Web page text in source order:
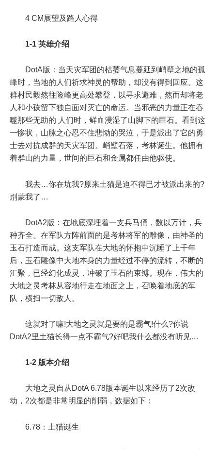
4 CM展望及路人心得
1-1 英雄介绍
DotA版：当天灾军团的枯萎气息蔓延到峭壁之地的孤
峰时，当地的人们祈求神灵的帮助，却没有得到回应。这
群村民毅然往险峰更高处攀登，以寻求避难，然而却将老
人和小孩留下独自面对灭亡的命运。当邪恶的力量正在吞
噬那些无助的 人们时，鲜血浸湿了山脚下的巨石。看到这
一惨状，山脉之心忍不住悲恸的哭泣，于是派出了它的勇
士去对抗成群的天灾军团。峭壁石落，考林诞生。他拥有
着群山的力量，世间的巨石和金属都任由他驱使。
我去…你在坑我?原来土猫是迫不得已才被派出来的?
别蒙我了…
DotA2版：在地底深埋着一支兵马俑，数以万计，兵
种齐全。在军队方阵前面的是考林将军的雕像，由神圣的
玉石打造而成。这支军队在大地的怀抱中沉睡了上千年
后，玉石雕像中大地本身的力量经过不停的流转，不断的
汇聚，已经幻化成灵，冲破了玉石的束缚。现在，伟大的
大地之灵考林从容地行走在地面之上，召唤着地底的军
队，横扫一切敌人。
这就对了嘛!大地之灵就是要的是霸气!什么?你说
DotA2里土猫长得一点不霸气?好吧我什么都没有听见…
1-2 版本介绍
大地之灵自从DotA 6.78版本诞生以来经历了2次改
动，2次都是非常明显的削弱，数据如下：
6.78：土猫诞生